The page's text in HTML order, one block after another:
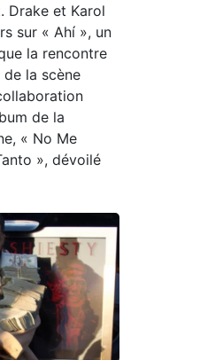
Drake et Karol
sur « Ahí », un
la rencontre
la scène
de la
« No Me
», dévoilé